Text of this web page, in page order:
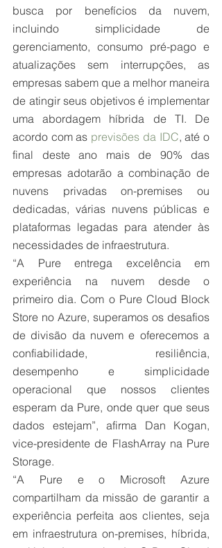
busca por benefícios da nuvem,
incluindo simplicidade de
gerenciamento, consumo pré-pago e
atualizações sem interrupções, as
empresas sabem que a melhor maneira
de atingir seus objetivos é implementar
uma abordagem híbrida de TI. De
acordo com as previsões da IDC, até o
final deste ano mais de 90% das
empresas adotarão a combinação de
nuvens privadas on-premises ou
dedicadas, várias nuvens públicas e
plataformas legadas para atender às
necessidades de infraestrutura.
“A Pure entrega excelência em
experiência na nuvem desde o
primeiro dia. Com o Pure Cloud Block
Store no Azure, superamos os desafios
de divisão da nuvem e oferecemos a
confiabilidade, resiliência,
desempenho e simplicidade
operacional que nossos clientes
esperam da Pure, onde quer que seus
dados estejam”, afirma Dan Kogan,
vice-presidente de FlashArray na Pure
Storage.
“A Pure e o Microsoft Azure
compartilham da missão de garantir a
experiência perfeita aos clientes, seja
em infraestrutura on-premises, híbrida,